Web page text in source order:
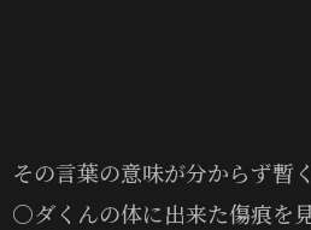
その言葉の意味が分からず暫
〇ダくんの体に出来た傷痕を